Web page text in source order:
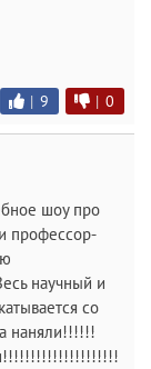
| 9 | 0
шоу про
профессор-
научный и
со
наняли!!!!!!